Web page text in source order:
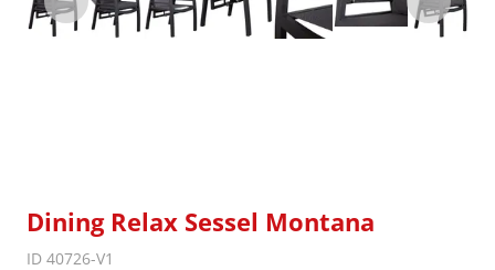
Dining Relax Sessel Montana
ID 40726-V1